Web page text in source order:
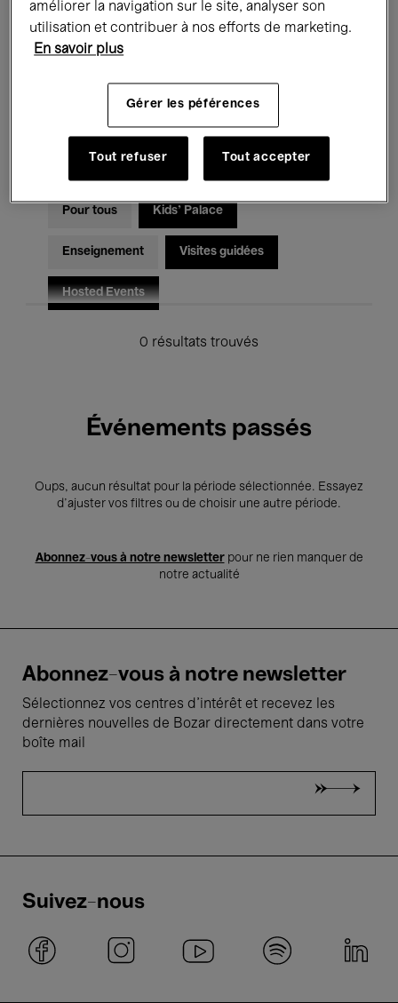
Performances
Rencontres & Débats
Musique classique Global Music
Musique électronique
Pour tous Kids’ Palace
Enseignement Visites guidées
Hosted Events
0 résultats trouvés
Événements passés
Oups, aucun résultat pour la période sélectionnée. Essayez
d’ajuster vos filtres ou de choisir une autre période.
Abonnez-vous à notre newsletterpour ne rien manquer de
notre actualité
Abonnez-vous à notre newsletter
Sélectionnez vos centres d'intérêt et recevez les
dernières nouvelles de Bozar directement dans votre
boîte mail
Suivez-nous
améliorer la navigation sur le site, analyser son
utilisation et contribuer à nos efforts de marketing.
En savoir plus
Gérer les péférences
Tout refuser Tout accepter